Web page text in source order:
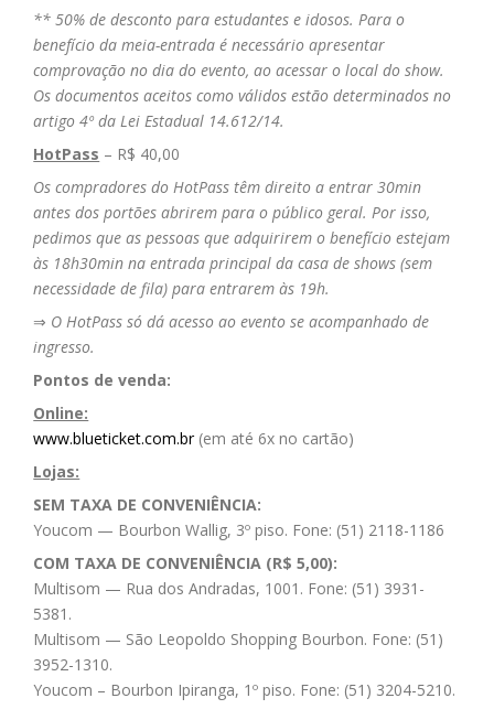
** 50% de desconto para estudantes e idosos. Para o
benefício da meia-entrada é necessário apresentar
comprovação no dia do evento, ao acessar o local do show.
Os documentos aceitos como válidos estão determinados no
artigo 4º da Lei Estadual 14.612/14.
HotPass – R$ 40,00
Os compradores do HotPass têm direito a entrar 30min
antes dos portões abrirem para o público geral. Por isso,
pedimos que as pessoas que adquirirem o benefício estejam
às 18h30min na entrada principal da casa de shows (sem
necessidade de fila) para entrarem às 19h.
⇒ O HotPass só dá acesso ao evento se acompanhado de
ingresso.
Pontos de venda:
Online:
www.blueticket.com.br(em até 6x no cartão)
Lojas:
SEM TAXA DE CONVENIÊNCIA:
Youcom — Bourbon Wallig, 3º piso. Fone: (51) 2118-1186
COM TAXA DE CONVENIÊNCIA (R$ 5,00):
Multisom — Rua dos Andradas, 1001. Fone: (51) 3931-
5381.
Multisom — São Leopoldo Shopping Bourbon. Fone: (51)
3952-1310.
Youcom – Bourbon Ipiranga, 1º piso. Fone: (51) 3204-5210.